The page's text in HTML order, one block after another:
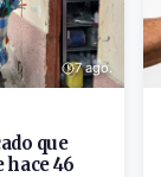
7 ago.
que
hace 46